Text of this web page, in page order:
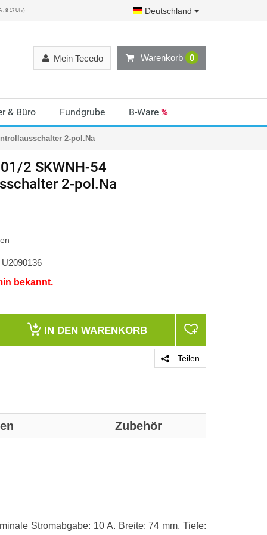
8-17 Uhr) Deutschland
Warenkorb 0
Mein Tecedo
& Büro Fundgrube B-Ware %
2-pol.Na
2 SKWNH-54
2-pol.Na
U2090136
bekannt.
IN DEN WARENKORB
Teilen
Zubehör
Stromabgabe: 10 A. Breite: 74 mm, Tiefe: